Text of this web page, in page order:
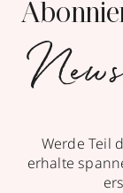
Werde Teil
erhalte